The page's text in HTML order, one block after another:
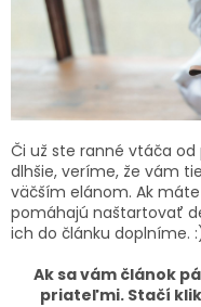
Či už ste ranné vtáča
dlhšie, veríme, že vám
väčším elánom. Ak
pomáhajú naštartovať
ich do článku doplníme.
Ak sa vám článok
priateľmi. Stačí